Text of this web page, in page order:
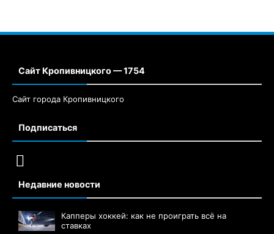
Сайт Кропивницкого — 1754
Сайт города Кропивницкого
Подписаться
Недавние новости
Капперы хоккей: как не проиграть всё на
ставках